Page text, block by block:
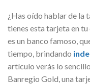
¿Has oído hablar de la
tienes esta tarjeta en
es un banco famoso,
tiempo, brindando
artículo verás lo
Banregio Gold, una